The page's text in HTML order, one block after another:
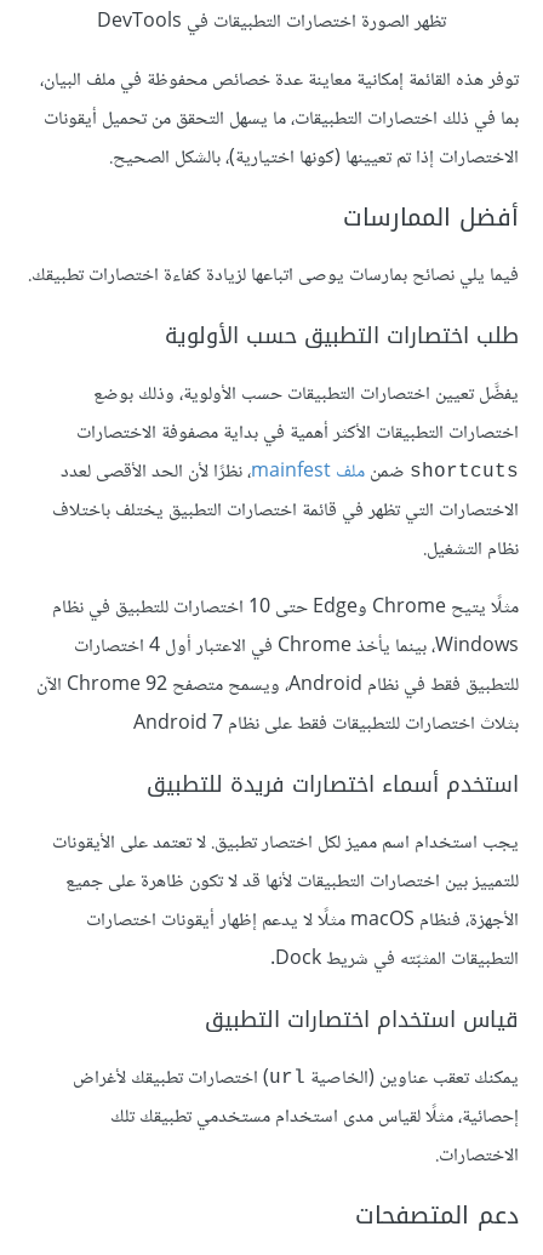
تظهر الصورة اختصارات التطبيقات في DevTools
توفر هذه القائمة إمكانية معاينة عدة خصائص محفوظة في ملف البيان،
بما في ذلك اختصارات التطبيقات، ما يسهل التحقق من تحميل أيقونات
الاختصارات إذا تم تعيينها (كونها اختيارية)، بالشكل الصحيح.
أفضل الممارسات
فيما يلي نصائح بمارسات يوصى اتباعها لزيادة كفاءة اختصارات تطبيقك.
طلب اختصارات التطبيق حسب الأولوية
يفضَّل تعيين اختصارات التطبيقات حسب الأولوية، وذلك بوضع
اختصارات التطبيقات الأكثر أهمية في بداية مصفوفة الاختصارات
shortcuts ضمنملف mainfest
، نظرًا لأن الحد الأقصى لعدد
الاختصارات التي تظهر في قائمة اختصارات التطبيق يختلف باختلاف
نظام التشغيل.
مثلًا يتيح Chrome وEdge حتى 10 اختصارات للتطبيق في نظام
Windows، بينما يأخذ Chrome في الاعتبار أول 4 اختصارات
للتطبيق فقط في نظام Android، ويسمح متصفح Chrome 92 الآن
بثلاث اختصارات للتطبيقات فقط على نظام Android 7
استخدم أسماء اختصارات فريدة للتطبيق
يجب استخدام اسم مميز لكل اختصار تطبيق. لا تعتمد على الأيقونات
للتمييز بين اختصارات التطبيقات لأنها قد لا تكون ظاهرة على جميع
الأجهزة، فنظام macOS مثلًا لا يدعم إظهار أيقونات اختصارات
التطبيقات المثبّته في شريط Dock.
قياس استخدام اختصارات التطبيق
يمكنك تعقب عناوين (الخاصية url) اختصارات تطبيقك لأغراض
إحصائية، مثلًا لقياس مدى استخدام مستخدمي تطبيقك تلك
الاختصارات.
دعم المتصفحات